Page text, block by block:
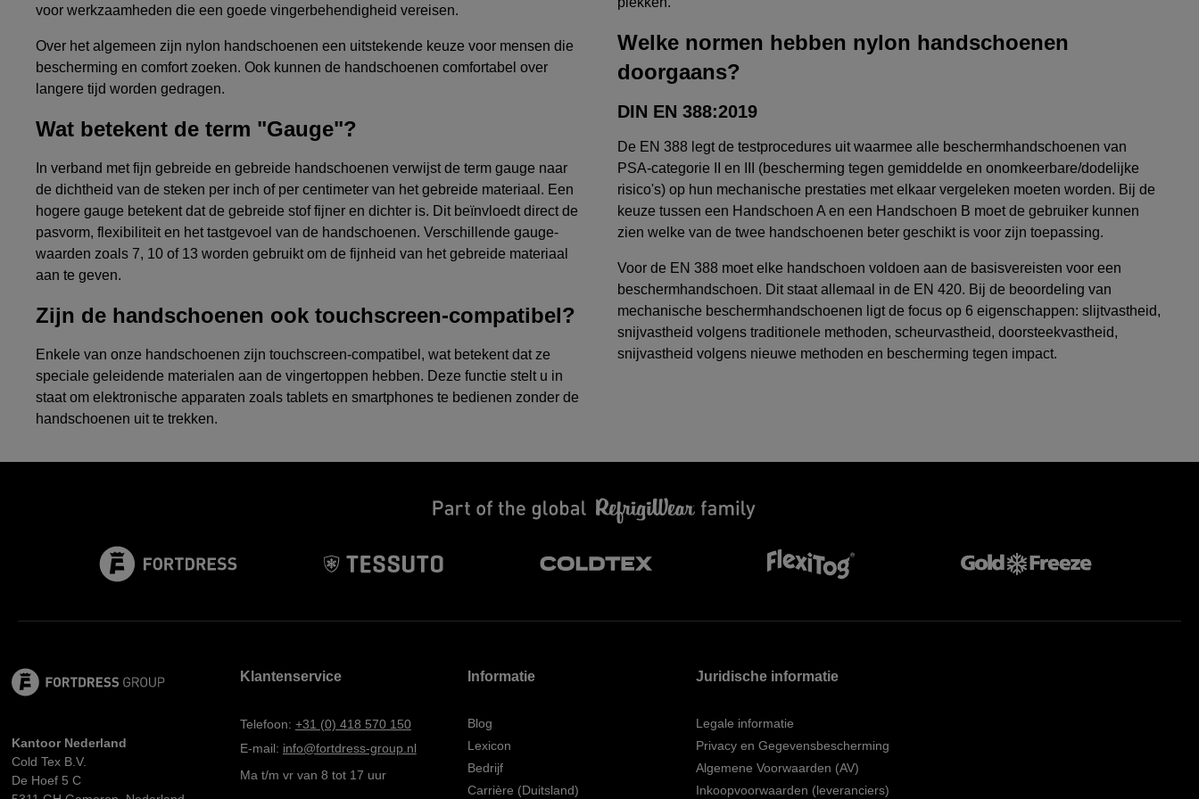
voor werkzaamheden die een goede vingerbehendigheid vereisen.
Over het algemeen zijn nylon handschoenen een uitstekende keuze voor mensen die
bescherming en comfort zoeken. Ook kunnen de handschoenen comfortabel over
langere tijd worden gedragen.
Wat betekent de term "Gauge"?
In verband met fijn gebreide en gebreide handschoenen verwijst de term gauge naar
de dichtheid van de steken per inch of per centimeter van het gebreide materiaal. Een
hogere gauge betekent dat de gebreide stof fijner en dichter is. Dit beïnvloedt direct de
pasvorm, flexibiliteit en het tastgevoel van de handschoenen. Verschillende gauge-
waarden zoals 7, 10 of 13 worden gebruikt om de fijnheid van het gebreide materiaal
aan te geven.
Zijn de handschoenen ook touchscreen-compatibel?
Enkele van onze handschoenen zijn touchscreen-compatibel, wat betekent dat ze
speciale geleidende materialen aan de vingertoppen hebben. Deze functie stelt u in
staat om elektronische apparaten zoals tablets en smartphones te bedienen zonder de
handschoenen uit te trekken.
Welke normen hebben nylon handschoenen
doorgaans?
DIN EN 388:2019
De EN 388 legt de testprocedures uit waarmee alle beschermhandschoenen van
PSA-categorie II en III (bescherming tegen gemiddelde en onomkeerbare/dodelijke
risico's) op hun mechanische prestaties met elkaar vergeleken moeten worden. Bij de
keuze tussen een Handschoen A en een Handschoen B moet de gebruiker kunnen
zien welke van de twee handschoenen beter geschikt is voor zijn toepassing.
Voor de EN 388 moet elke handschoen voldoen aan de basisvereisten voor een
beschermhandschoen. Dit staat allemaal in de EN 420. Bij de beoordeling van
mechanische beschermhandschoenen ligt de focus op 6 eigenschappen: slijtvastheid,
snijvastheid volgens traditionele methoden, scheurvastheid, doorsteekvastheid,
snijvastheid volgens nieuwe methoden en bescherming tegen impact.
Kantoor Nederland
Cold Tex B.V.
De Hoef 5 C
Klantenservice
Telefoon: +31 (0) 418 570 150
E-mail: info@fortdress-group.nl
Ma t/m vr van 8 tot 17 uur
Informatie
Blog
Lexicon
Bedrijf
Carrière (Duitsland)
Juridische informatie
Legale informatie
Privacy en Gegevensbescherming
Algemene Voorwaarden (AV)
Inkoopvoorwaarden (leveranciers)